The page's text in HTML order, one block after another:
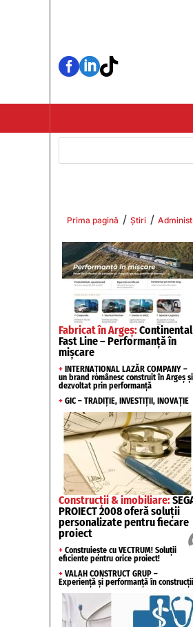

Prima pagină / Știri /
Fabricat în Argeș:Continental
Fast Line – Performanță în
mișcare
+ INTERNAȚIONAL LAZĂR COMPANY –
un brand românesc construit în Argeș și
dezvoltat prin performanță
+ GIC – TRADIȚIE, INVESTIȚII, INOVAȚIE
Construcții & imobiliare:
PROIECT 2008 oferă soluții
personalizate pentru fiecare
proiect
+ Construiește cu VECTRUM! Soluții
eficiente pentru orice proiect!
+ VALAH CONSTRUCT GRUP –
Experiență și performanță în construcții